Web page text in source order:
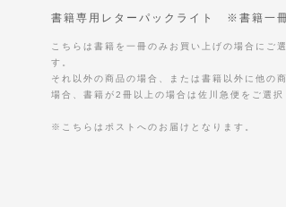
書籍専用レターパックライト ※書籍一
こちらは書籍を一冊のみお買い上げの場合にご
す。
それ以外の商品の場合、または書籍以外に他の
場合、書籍が2冊以上の場合は佐川急便をご選択
※こちらはポストへのお届けとなります。